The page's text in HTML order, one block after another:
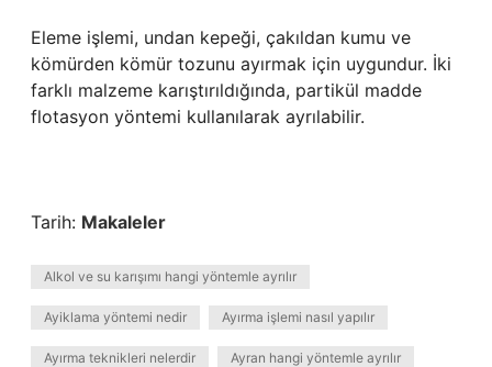
Eleme işlemi, undan kepeği, çakıldan kumu ve
kömürden kömür tozunu ayırmak için uygundur. İki
farklı malzeme karıştırıldığında, partikül madde
flotasyon yöntemi kullanılarak ayrılabilir.
Tarih: Makaleler
Alkol ve su karışımı hangi yöntemle ayrılır
Ayiklama yöntemi nedir Ayırma işlemi nasıl yapılır
Ayırma teknikleri nelerdir Ayran hangi yöntemle ayrılır